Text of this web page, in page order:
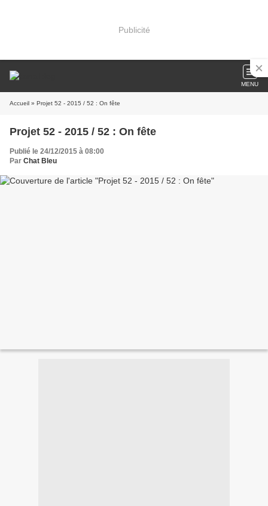
Publicité
MENU
Accueil » Projet 52 - 2015 / 52 : On fête
Projet 52 - 2015 / 52 : On fête
Publié le 24/12/2015 à 08:00
Par Chat Bleu